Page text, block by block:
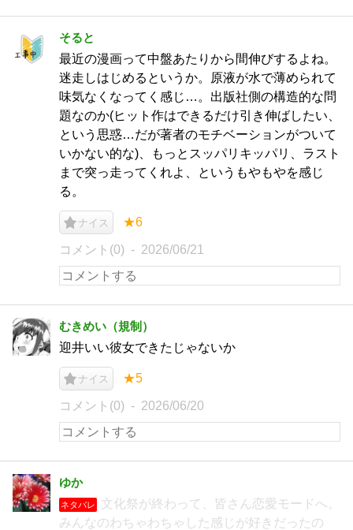
そると
最近の漫画って中盤あたりから間伸びするよね。
迷走しはじめるというか。原液が水で薄められて
味気なくなってく感じ…。出版社側の構造的な問
題なのか(ヒット作はできるだけ引き伸ばしたい、
という思惑…だが著者のモチベーションがついて
いかない的な)、もっとスッパリキッパリ、ラスト
まで突っ走ってくれよ、というもやもやを感じ
る。
ナイス ★6
コメント(0) 2026/06/21
むきめい（規制）
迎井いい彼女できたじゃないか
ナイス ★5
コメント(0) 2026/06/20
ゆか
ネタバレ
文化祭が終わって、皆さん恋愛モードへ。
みんなのわちゃわちゃした感じが好きだったの